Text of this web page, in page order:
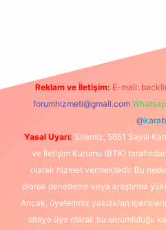
Reklam ve İletişim: E-mail:
forumhizmeti@gmail.com
Yasal Uyarı: Sitemiz, 5651 Sayılı
ve İletişim Kurumu (BTK)
olarak hizmet vermektedir. Bu
olarak denetleme veya araştırma
Ancak, üyelerimiz yazdıkları
siteye üye olarak bu sorumluluğu